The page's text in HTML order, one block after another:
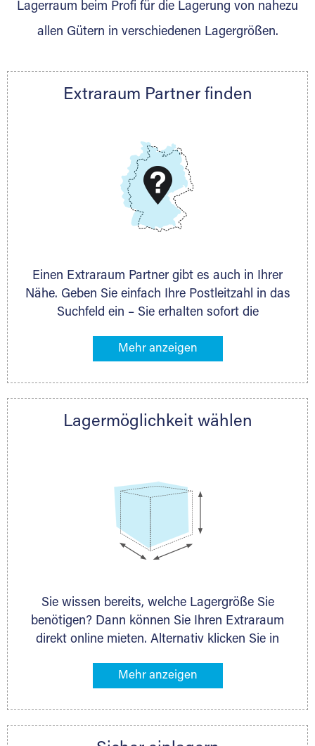
Nachricht.
Telefon:+49 6145 5442 - 404
DMG Aktiengesellschaft
www.dmg-ag.com
Lagerraum beim Profi für die Lagerung von nahezu
allen Gütern in verschiedenen Lagergrößen.
Extraraum Partner finden
Einen Extraraum Partner gibt es auch in Ihrer
Nähe. Geben Sie einfach Ihre Postleitzahl in das
Suchfeld ein – Sie erhalten sofort die
Lagermöglichkeiten in Ihrer Nähe. An zahlreichen
direkt online mieten. Gibt es Extraraum noch
nächstgelegenen Partner und besprechen alles
Lagermöglichkeit wählen
Sie wissen bereits, welche Lagergröße Sie
benötigen? Dann können Sie Ihren Extraraum
direkt online mieten. Alternativ klicken Sie in
Gegenstände an, die Sie einlagern möchten –
ermittelt. Natürlich steht Ihnen Ihr Extraraum